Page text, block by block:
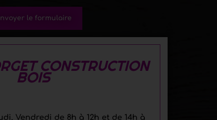
le formulaire
CONSTRUCTION
BOIS
Vendredi de 8h à 12h et de 14h à